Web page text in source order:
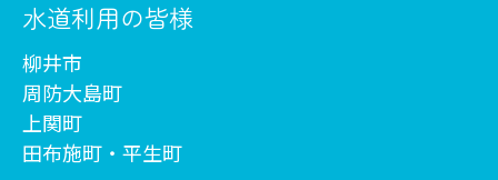
水道利用の皆様
柳井市
周防大島町
上関町
田布施町・平生町